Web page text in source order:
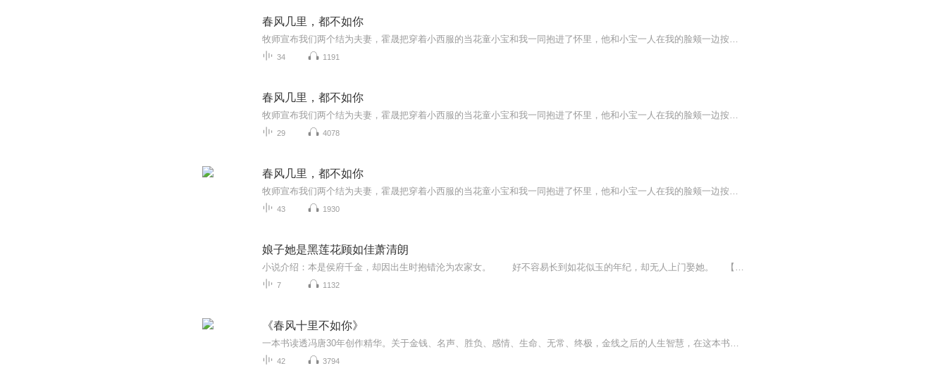
春风几里，都不如你
牧师宣布我们两个结为夫妻，霍晟把穿着小西服的当花童小宝和我一同抱进了怀里，他和小宝一人在我的脸颊一边按下了一吻。霍晟道：“洛薇，谢谢你把小宝带到了这个世界上，现在我拥抱着的，就是全世界，是你给了我的全世界。”我也被幸福冲击着，全世界对我...
34 1191
春风几里，都不如你
牧师宣布我们两个结为夫妻，霍晟把穿着小西服的当花童小宝和我一同抱进了怀里，他和小宝一人在我的脸颊一边按下了一吻。霍晟道：“洛薇，谢谢你把小宝带到了这个世界上，现在我拥抱着的，就是全世界，是你给了我的全世界。”我也被幸福冲击着，全世界对我...
29 4078
春风几里，都不如你
牧师宣布我们两个结为夫妻，霍晟把穿着小西服的当花童小宝和我一同抱进了怀里，他和小宝一人在我的脸颊一边按下了一吻。霍晟道：“洛薇，谢谢你把小宝带到了这个世界上，现在我拥抱着的，就是全世界，是你给了我的全世界。”我也被幸福冲击着，全世界对我...
43 1930
娘子她是黑莲花顾如佳萧清朗
小说介绍：本是侯府千金，却因出生时抱错沦为农家女。 好不容易长到如花似玉的年纪，却无人上门娶她。 【收听须知】1、《娘子她是黑莲花》2、由于音频节目更新的比较慢，如想快速阅读小说文字版的全部章节，请在微信中搜索公/众/号【毛毛虫文学】，...
7 1132
《春风十里不如你》
一本书读透冯唐30年创作精华。关于金钱、名声、胜负、感情、生命、无常、终极，金线之后的人生智慧，在这本书中深度领悟。全书分为如何做自己、很多了不起和钱没关系、如何对待情感、文字打败时间等七个章节，收录杂文、小说、诗歌《如何成为一个怪物》《...
42 3794